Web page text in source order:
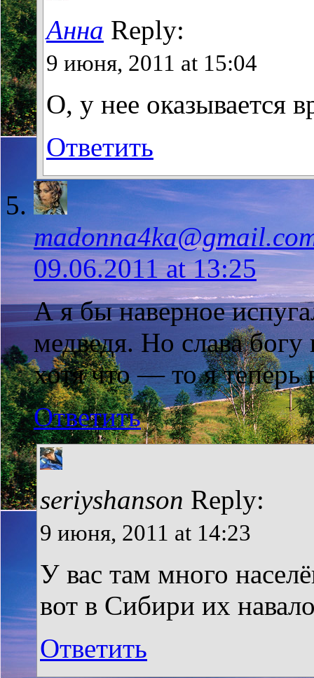
Анна Reply:
9 июня, 2011 at 15:04
О, у нее оказывается
Ответить
09.06.2011 at 13:25
А я бы наверное
медведя. Но слава
хотя что — то я теперь
Ответить
seriyshanson Reply:
9 июня, 2011 at 14:23
У вас там много
вот в Сибири их
Ответить